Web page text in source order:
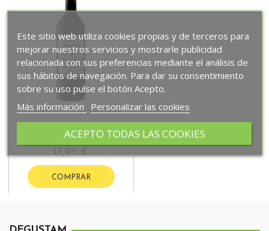
Protos Crianza
17,95 €
COMPRAR
Este sitio web utiliza cookies propias y de terceros para
mejorar nuestros servicios y mostrarle publicidad
relacionada con sus preferencias mediante el análisis de
sus hábitos de navegación. Para dar su consentimiento
sobre su uso pulse el botón Acepto.
Más información
Personalizar las cookies
ACEPTO TODAS LAS COOKIES